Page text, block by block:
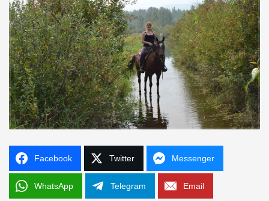
Facebook Twitter Messenger
WhatsApp Telegram Email